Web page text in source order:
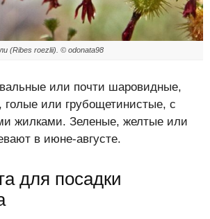
(Ribes roezlii). © odonata98
или почти шаровидные,
или грубощетинистые, с
жилками. Зеленые, желтые или
в июне-августе.
для посадки